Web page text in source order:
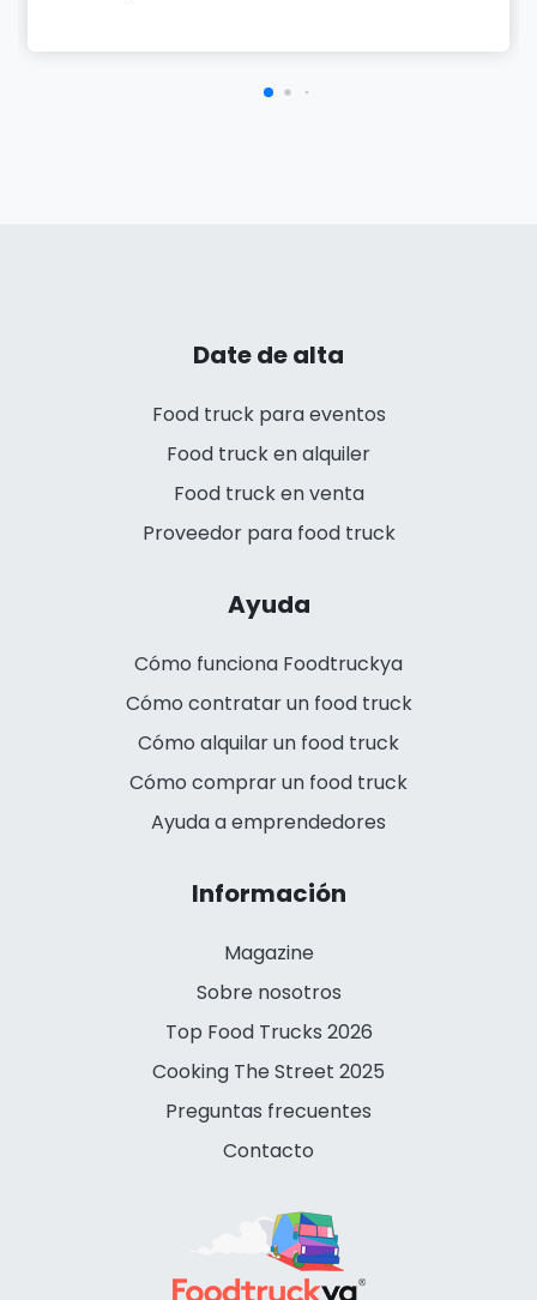
Date de alta
Food truck para eventos
Food truck en alquiler
Food truck en venta
Proveedor para food truck
Ayuda
Cómo funciona Foodtruckya
Cómo contratar un food truck
Cómo alquilar un food truck
Cómo comprar un food truck
Ayuda a emprendedores
Información
Magazine
Sobre nosotros
Top Food Trucks 2026
Cooking The Street 2025
Preguntas frecuentes
Contacto